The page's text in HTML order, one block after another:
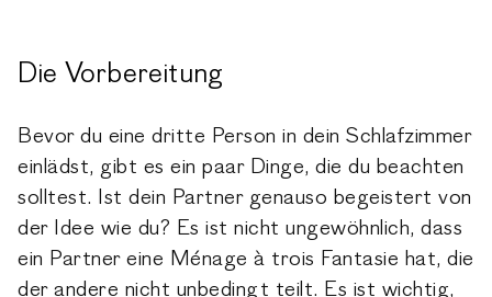
Die Vorbereitung
Bevor du eine dritte Person in dein Schlafzimmer
einlädst, gibt es ein paar Dinge, die du beachten
solltest. Ist dein Partner genauso begeistert von
der Idee wie du? Es ist nicht ungewöhnlich, dass
ein Partner eine Ménage à trois Fantasie hat, die
der andere nicht unbedingt teilt. Es ist wichtig,